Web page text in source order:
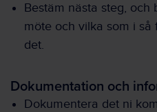
Bestäm nästa steg,
möte och vilka som i
det.
Dokumentation och
Dokumentera det ni